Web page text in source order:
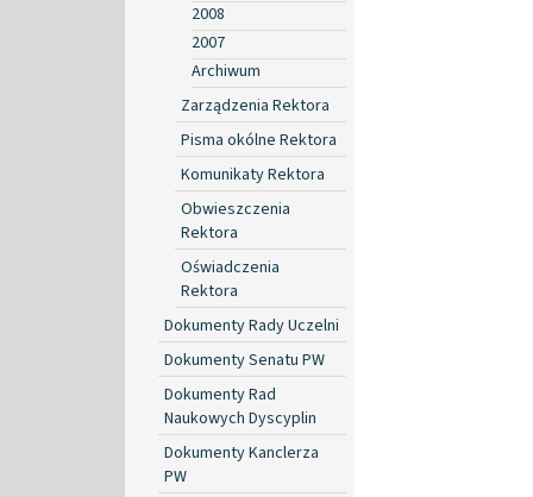
2008
2007
Archiwum
Zarządzenia Rektora
Pisma okólne Rektora
Komunikaty Rektora
Obwieszczenia
Rektora
Oświadczenia
Rektora
Dokumenty Rady Uczelni
Dokumenty Senatu PW
Dokumenty Rad
Naukowych Dyscyplin
Dokumenty Kanclerza
PW